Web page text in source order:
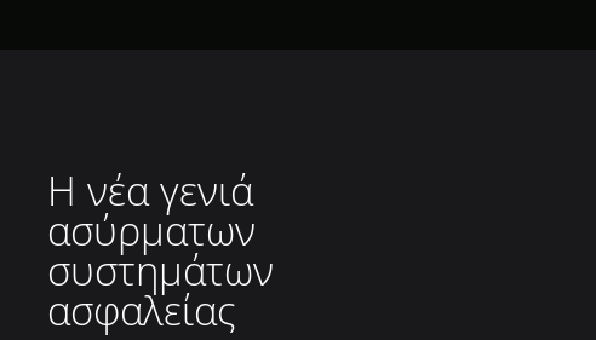
Η νέα γενιά
ασύρματων
συστημάτων
ασφαλείας